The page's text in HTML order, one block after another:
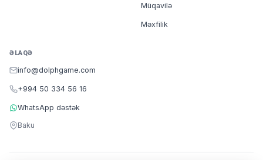
Müqavilə
Məxfilik
ƏLAQƏ
info@dolphgame.com
+994 50 334 56 16
WhatsApp dəstək
Baku